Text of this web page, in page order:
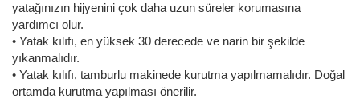
yatağınızın hijyenini çok daha uzun süreler korumasına
yardımcı olur.
• Yatak kılıfı, en yüksek 30 derecede ve narin bir şekilde
yıkanmalıdır.
• Yatak kılıfı, tamburlu makinede kurutma yapılmamalıdır. Doğal
ortamda kurutma yapılması önerilir.